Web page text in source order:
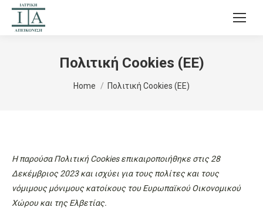
Πολιτική Cookies (ΕΕ)
You are here:
Home Πολιτική Cookies (ΕΕ)
Η παρούσα Πολιτική Cookies επικαιροποιήθηκε στις 28
Δεκέμβριος 2023 και ισχύει για τους πολίτες και τους
νόμιμους μόνιμους κατοίκους του Ευρωπαϊκού Οικονομικού
Χώρου και της Ελβετίας.